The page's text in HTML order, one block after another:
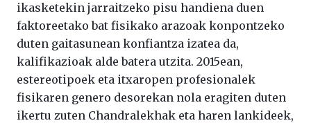
ikasketekin jarraitzeko pisu handiena duen
faktoreetako bat fisikako arazoak konpontzeko
duten gaitasunean konfiantza izatea da,
kalifikazioak alde batera utzita. 2015ean,
estereotipoek eta itxaropen profesionalek
fisikaren genero desorekan nola eragiten duten
ikertu zuten Chandralekhak eta haren lankideek,